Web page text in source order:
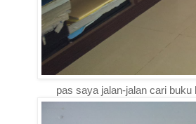
pas saya jalan-jalan cari